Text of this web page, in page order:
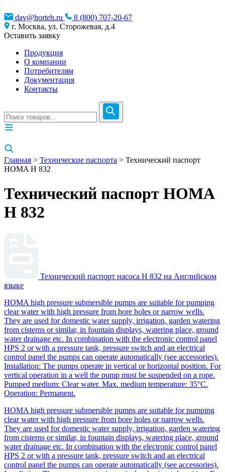
dav@horteh.ru
8 (800) 707-20-67
г. Москва, ул. Сторожевая, д.4
Оставить заявку
Продукция
О компании
Потребителям
Документация
Контакты
Главная > Технические паспорта > Технический паспорт
HOMA H 832
Технический паспорт HOMA
H 832
Технический паспорт насоса H 832 на Английском
языке
HOMA high pressure submersible pumps are suitable for pumping
clear water with high pressure from bore holes or narrow wells.
They are used for domestic water supply, irrigation, garden watering
from cisterns or similar, in fountain displays, watering place, ground
water drainage etc. In combination with the electronic control panel
HPS 2 or with a pressure tank, pressure switch and an electrical
control panel the pumps can operate automatically (see accessories).
Installation: The pumps operate in vertical or horizontal position. For
vertical operation in a well the pump must be suspended on a rope.
Pumped medium: Clear water. Max. medium temperature: 35°C.
Operation: Permanent.
HOMA high pressure submersible pumps are suitable for pumping
clear water with high pressure from bore holes or narrow wells.
They are used for domestic water supply, irrigation, garden watering
from cisterns or similar, in fountain displays, watering place, ground
water drainage etc. In combination with the electronic control panel
HPS 2 or with a pressure tank, pressure switch and an electrical
control panel the pumps can operate automatically (see accessories).